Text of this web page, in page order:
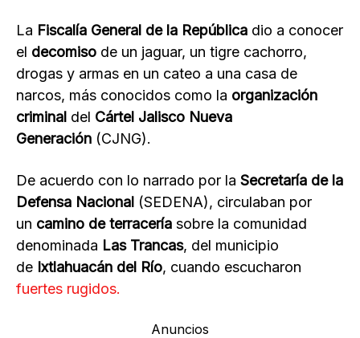
La Fiscalía General de la República dio a conocer
el decomiso de un jaguar, un tigre cachorro,
drogas y armas en un cateo a una casa de
narcos, más conocidos como la organización
criminal del Cártel Jalisco Nueva
Generación (CJNG).
De acuerdo con lo narrado por la Secretaría de la
Defensa Nacional (SEDENA), circulaban por
un camino de terracería sobre la comunidad
denominada Las Trancas, del municipio
de Ixtlahuacán del Río, cuando escucharon
fuertes rugidos.
Anuncios